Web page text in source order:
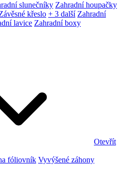
slunečníky Zahradní houpačky
křeslo + 3 další Zahradní
lavice Zahradní boxy
Otevřít
fóliovník Vyvýšené záhony